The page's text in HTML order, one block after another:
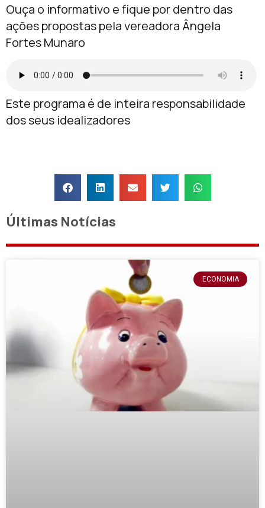
Ouça o informativo e fique por dentro das
ações propostas pela vereadora Ângela
Fortes Munaro
Este programa é de inteira responsabilidade
dos seus idealizadores
Últimas Notícias
ECONOMIA